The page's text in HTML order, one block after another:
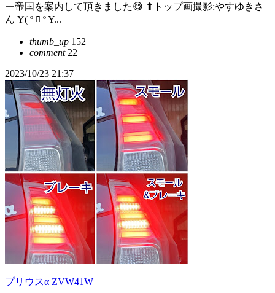
ー帝国を案内して頂きました😋 ⬆トップ画撮影:やすゆきさ
ん Y( º ﾛ º Y...
thumb_up 152
comment22
2023/10/23 21:37
プリウスα ZVW41W